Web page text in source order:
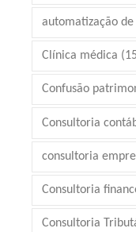
automatização de
Clínica médica
Confusão
Consultoria
consultoria
Consultoria
Consultoria